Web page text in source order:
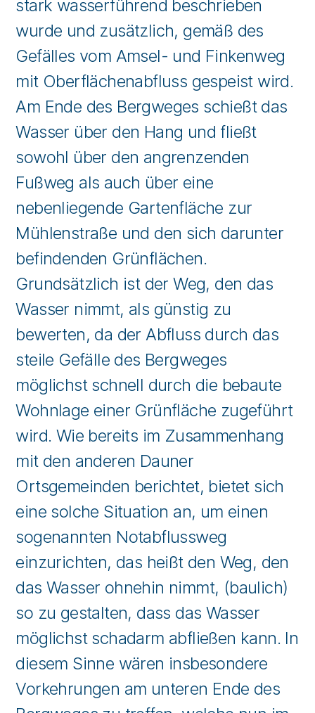
stark wasserführend beschrieben
wurde und zusätzlich, gemäß des
Gefälles vom Amsel- und Finkenweg
mit Oberflächenabfluss gespeist wird.
Am Ende des Bergweges schießt das
Wasser über den Hang und fließt
sowohl über den angrenzenden
Fußweg als auch über eine
nebenliegende Gartenfläche zur
Mühlenstraße und den sich darunter
befindenden Grünflächen.
Grundsätzlich ist der Weg, den das
Wasser nimmt, als günstig zu
bewerten, da der Abfluss durch das
steile Gefälle des Bergweges
möglichst schnell durch die bebaute
Wohnlage einer Grünfläche zugeführt
wird. Wie bereits im Zusammenhang
mit den anderen Dauner
Ortsgemeinden berichtet, bietet sich
eine solche Situation an, um einen
sogenannten Notabflussweg
einzurichten, das heißt den Weg, den
das Wasser ohnehin nimmt, (baulich)
so zu gestalten, dass das Wasser
möglichst schadarm abfließen kann. In
diesem Sinne wären insbesondere
Vorkehrungen am unteren Ende des